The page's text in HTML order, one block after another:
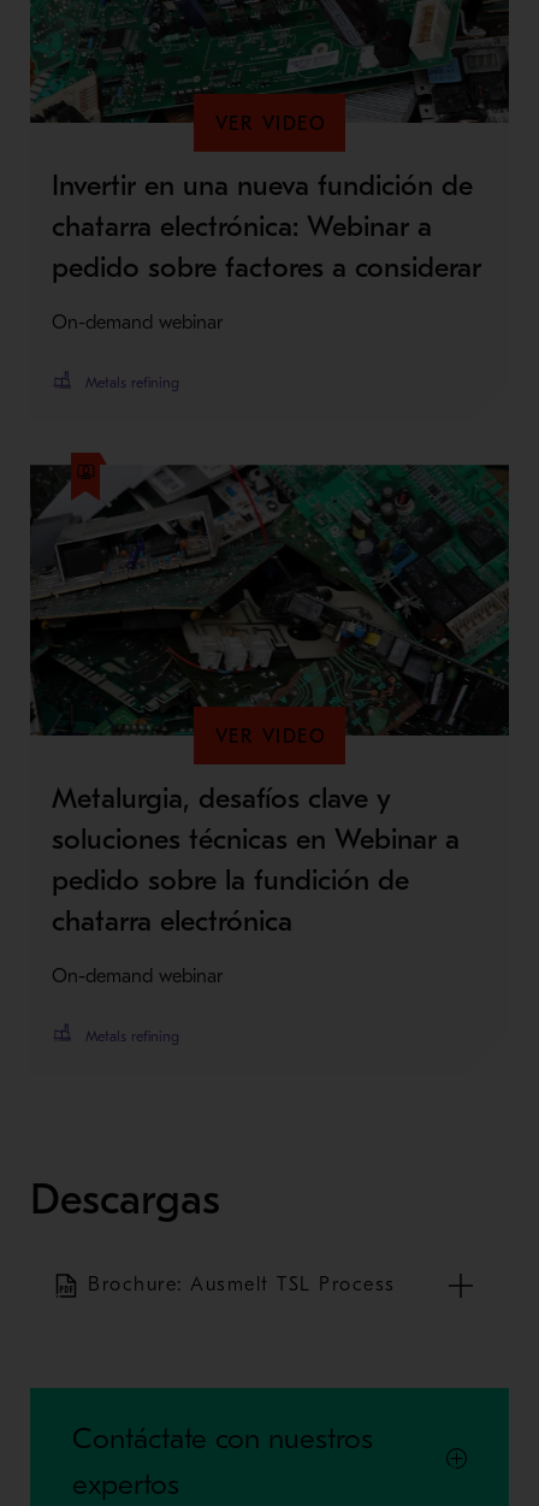
VER VIDEO
Invertir en una nueva fundición de
chatarra electrónica: Webinar a
pedido sobre factores a considerar
On-demand webinar
Metals refining
VER VIDEO
Metalurgia, desafíos clave y
soluciones técnicas en Webinar a
pedido sobre la fundición de
chatarra electrónica
On-demand webinar
Metals refining
Descargas
Brochure: Ausmelt TSL Process
Contáctate con nuestros
expertos